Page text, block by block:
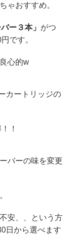
ゃおすすめ。
ー３本」 がつ
です。
心的w
カートリッジの
！
バーの味を変更
安、、という方
日から選べます